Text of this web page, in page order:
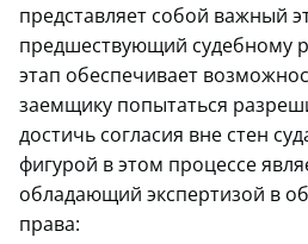
представляет собой важный
предшествующий судебному
этап обеспечивает
заемщику попытаться
достичь согласия вне стен
фигурой в этом процессе
обладающий экспертизой в
права: